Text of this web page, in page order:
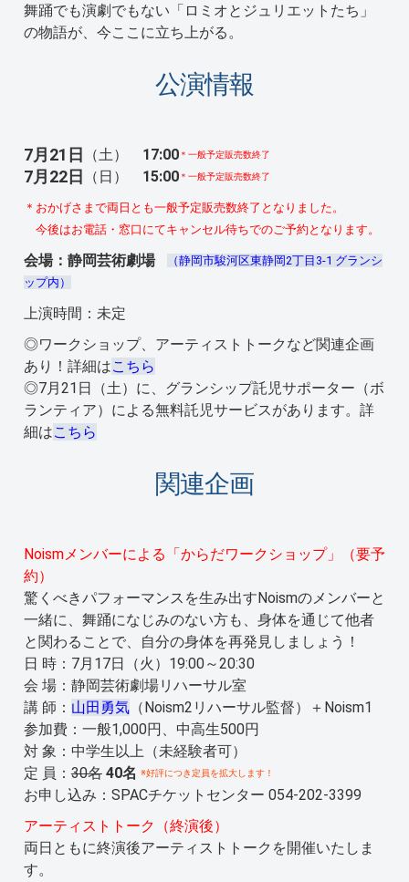
舞踊でも演劇でもない「ロミオとジュリエットたち」
の物語が、今ここに立ち上がる。
公演情報
7月21日 （土） 17:00＊一般予定販売数終了
7月22日 （日） 15:00＊一般予定販売数終了
＊おかげさまで両日とも一般予定販売数終了となりました。
今後はお電話・窓口にてキャンセル待ちでのご予約となります。
会場：静岡芸術劇場
（静岡市駿河区東静岡2丁目3-1 グランシ
ップ内）
上演時間：未定
◎ワークショップ、アーティストトークなど関連企画
あり！詳細はこちら
◎7月21日（土）に、グランシップ託児サポーター（ボ
ランティア）による無料託児サービスがあります。詳
細はこちら
関連企画
Noismメンバーによる「からだワークショップ」（要予
約）
驚くべきパフォーマンスを生み出すNoismのメンバーと
一緒に、舞踊になじみのない方も、身体を通じて他者
と関わることで、自分の身体を再発見しましょう！
日 時：7月17日（火）19:00～20:30
会 場：静岡芸術劇場リハーサル室
講 師： 山田勇気（Noism2リハーサル監督）＋Noism1
参加費：一般1,000円、中高生500円
対 象：中学生以上（未経験者可）
定 員： 30名 40名 ※好評につき定員を拡大します！
お申し込み：SPACチケットセンター 054-202-3399
アーティストトーク（終演後）
両日ともに終演後アーティストトークを開催いたしま
す。